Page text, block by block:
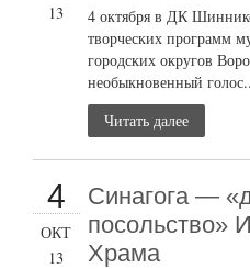
13
4 октября в ДК
творческих программ
городских округов
необыкновенный
Читать далее
4
ОКТ
13
Синагога —
посольство»
Храма